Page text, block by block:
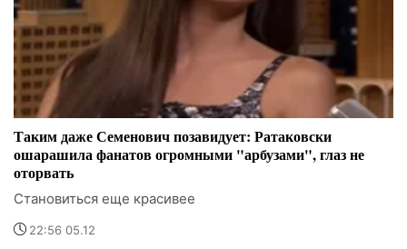
Таким даже Семенович позавидует: Ратаковски
ошарашила фанатов огромными "арбузами", глаз не
оторвать
Становиться еще красивее
22:56 05.12